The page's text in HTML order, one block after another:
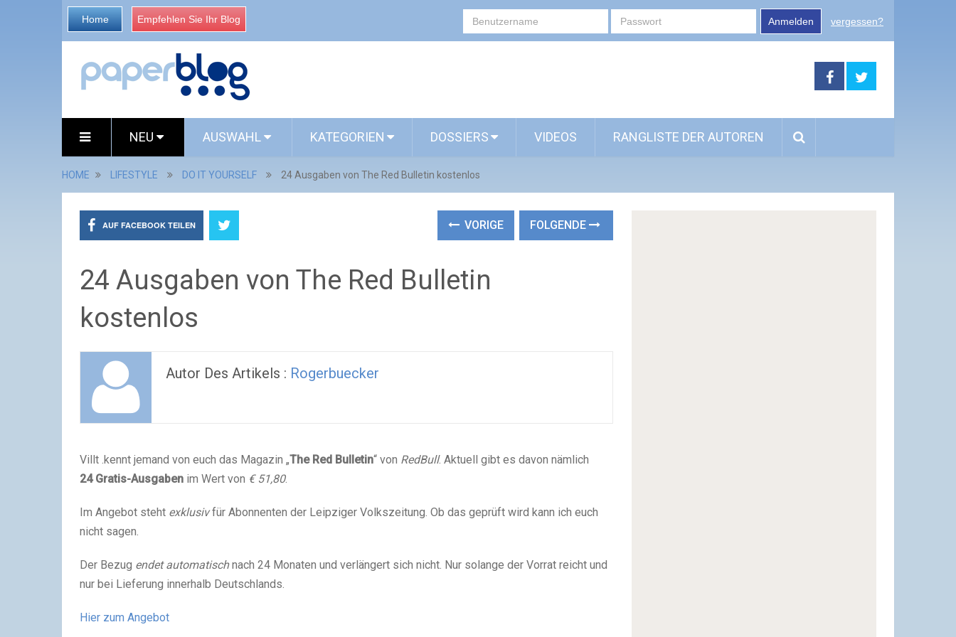
Home Empfehlen Sie Ihr Blog Anmelden vergessen?
NEU AUSWAHL KATEGORIEN DOSSIERS VIDEOS RANGLISTE DER AUTOREN
HOME LIFESTYLE DO IT YOURSELF 24 Ausgaben von The Red Bulletin kostenlos
AUF FACEBOOK TEILEN VORIGE FOLGENDE
24 Ausgaben von The Red Bulletin
kostenlos
Autor Des Artikels : Rogerbuecker
Villt .kennt jemand von euch das Magazin „The Red Bulletin“ von RedBull. Aktuell gibt es davon nämlich
24 Gratis-Ausgaben im Wert von € 51,80.
Im Angebot steht exklusivfür Abonnenten der Leipziger Volkszeitung. Ob das geprüft wird kann ich euch
nicht sagen.
Der Bezug endet automatischnach 24 Monaten und verlängert sich nicht. Nur solange der Vorrat reicht und
nur bei Lieferung innerhalb Deutschlands.
Hier zum Angebot